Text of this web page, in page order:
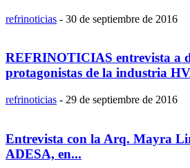
refrinoticias - 30 de septiembre de 2016
REFRINOTICIAS entrevista a
protagonistas de la industria
refrinoticias - 29 de septiembre de 2016
Entrevista con la Arq. Mayra
ADESA, en...